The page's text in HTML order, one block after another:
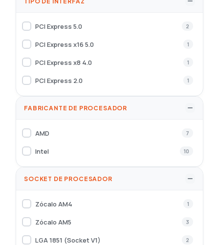
PCI Express 5.0 2
PCI Express x16 5.0 1
PCI Express x8 4.0 1
PCI Express 2.0 1
FABRICANTE DE PROCESADOR
AMD 7
Intel 10
SOCKET DE PROCESADOR
Zócalo AM4 1
Zócalo AM5 3
LGA 1851 (Socket V1) 2